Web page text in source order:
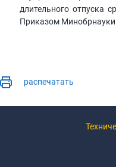
длительного отпуска
Приказом
распечатать